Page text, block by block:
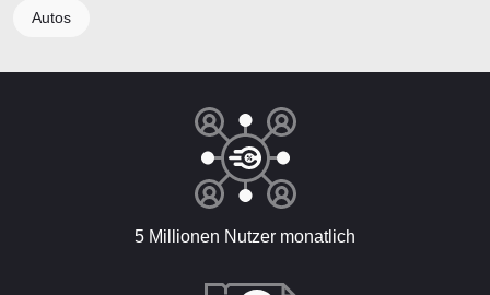
Autos
5 Millionen Nutzer monatlich